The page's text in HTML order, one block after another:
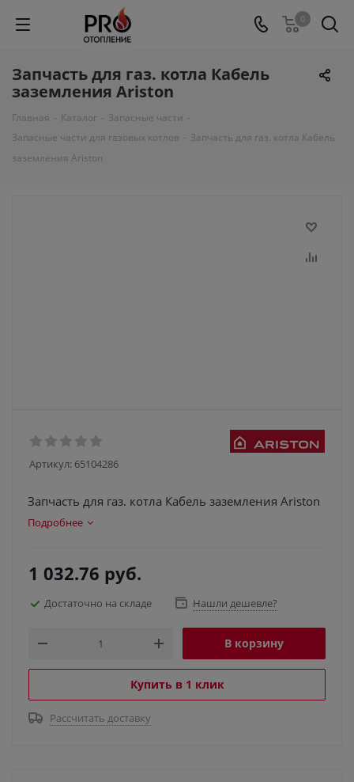
0
Запчасть для газ. котла Кабель
заземления Ariston
Главная - Каталог - Запасные части -
Запасные части для газовых котлов - Запчасть для газ. котла Кабель
заземления Ariston
Артикул: 65104286
Запчасть для газ. котла Кабель заземления Ariston
Подробнее
1 032.76 руб.
Достаточно на складе Нашли дешевле?
В корзину
Купить в 1 клик
Рассчитать доставку